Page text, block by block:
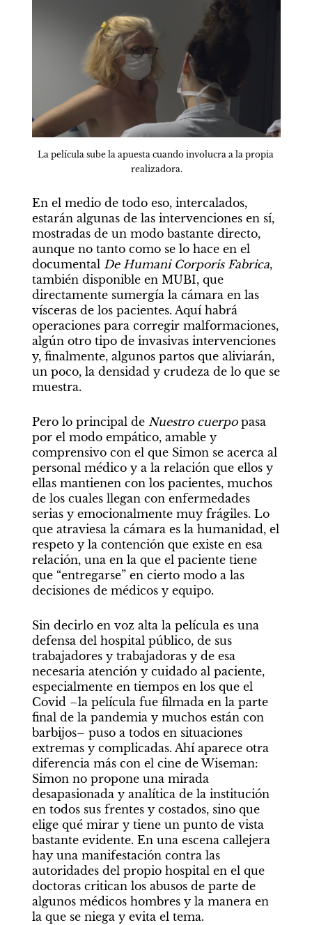
La película sube la apuesta cuando involucra a la propia
realizadora.
En el medio de todo eso, intercalados,
estarán algunas de las intervenciones en sí,
mostradas de un modo bastante directo,
aunque no tanto como se lo hace en el
documental De Humani Corporis Fabrica,
también disponible en MUBI, que
directamente sumergía la cámara en las
vísceras de los pacientes. Aquí habrá
operaciones para corregir malformaciones,
algún otro tipo de invasivas intervenciones
y, finalmente, algunos partos que aliviarán,
un poco, la densidad y crudeza de lo que se
muestra.
Pero lo principal de Nuestro cuerpo pasa
por el modo empático, amable y
comprensivo con el que Simon se acerca al
personal médico y a la relación que ellos y
ellas mantienen con los pacientes, muchos
de los cuales llegan con enfermedades
serias y emocionalmente muy frágiles. Lo
que atraviesa la cámara es la humanidad, el
respeto y la contención que existe en esa
relación, una en la que el paciente tiene
que “entregarse” en cierto modo a las
decisiones de médicos y equipo.
Sin decirlo en voz alta la película es una
defensa del hospital público, de sus
trabajadores y trabajadoras y de esa
necesaria atención y cuidado al paciente,
especialmente en tiempos en los que el
Covid –la película fue filmada en la parte
final de la pandemia y muchos están con
barbijos– puso a todos en situaciones
extremas y complicadas. Ahí aparece otra
diferencia más con el cine de Wiseman:
Simon no propone una mirada
desapasionada y analítica de la institución
en todos sus frentes y costados, sino que
elige qué mirar y tiene un punto de vista
bastante evidente. En una escena callejera
hay una manifestación contra las
autoridades del propio hospital en el que
doctoras critican los abusos de parte de
algunos médicos hombres y la manera en
la que se niega y evita el tema.